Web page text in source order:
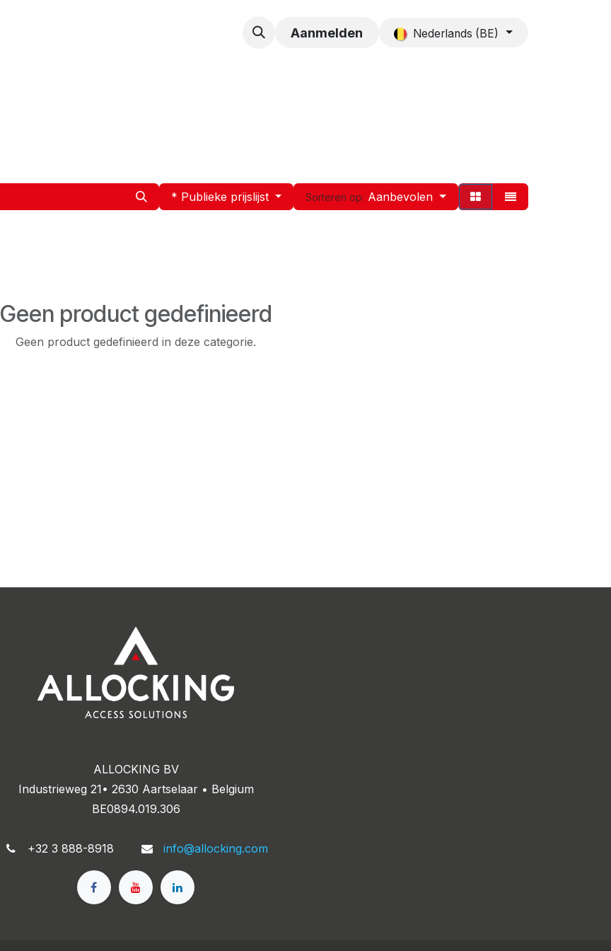
Vacatures Contact
Aanmelden Nederlands (BE)
* Publieke prijslijst Sorteren op: Aanbevolen
Geen product gedefinieerd
Geen product gedefinieerd in deze categorie.
ALLOCKING BV
Industrieweg 21• 2630 Aartselaar • Belgium
BE0894.019.306
+32 3 888-8918 info@allocking.com